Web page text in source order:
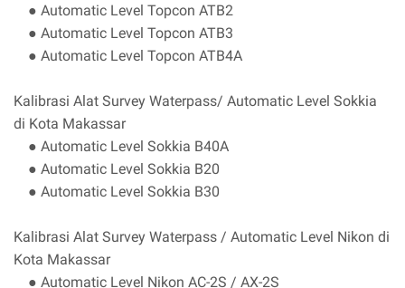
● Automatic Level Topcon ATB2
● Automatic Level Topcon ATB3
● Automatic Level Topcon ATB4A
Kalibrasi Alat Survey Waterpass/ Automatic Level Sokkia
di Kota Makassar
● Automatic Level Sokkia B40A
● Automatic Level Sokkia B20
● Automatic Level Sokkia B30
Kalibrasi Alat Survey Waterpass / Automatic Level Nikon di
Kota Makassar
● Automatic Level Nikon AC-2S / AX-2S